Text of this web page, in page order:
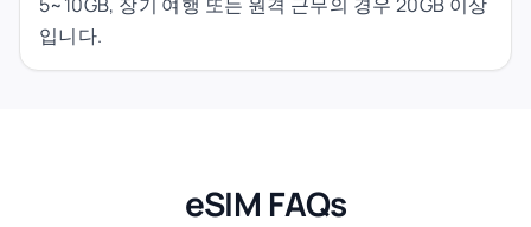
입니다.
eSIM FAQs